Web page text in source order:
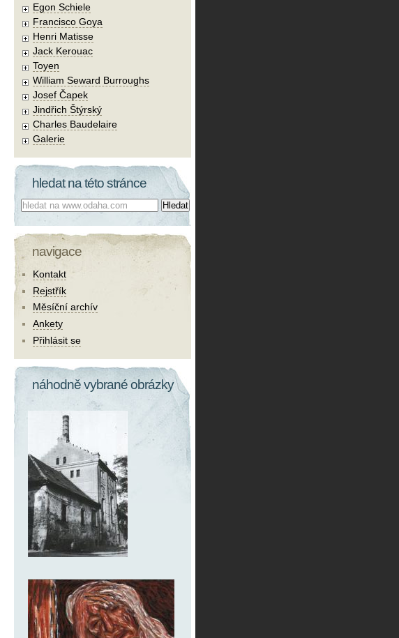
Egon Schiele
Francisco Goya
Henri Matisse
Jack Kerouac
Toyen
William Seward Burroughs
Josef Čapek
Jindřich Štýrský
Charles Baudelaire
Galerie
hledat na této stránce
Co hledat:
navigace
Kontakt
Rejstřík
Měsíční archív
Ankety
Přihlásit se
náhodně vybrané obrázky